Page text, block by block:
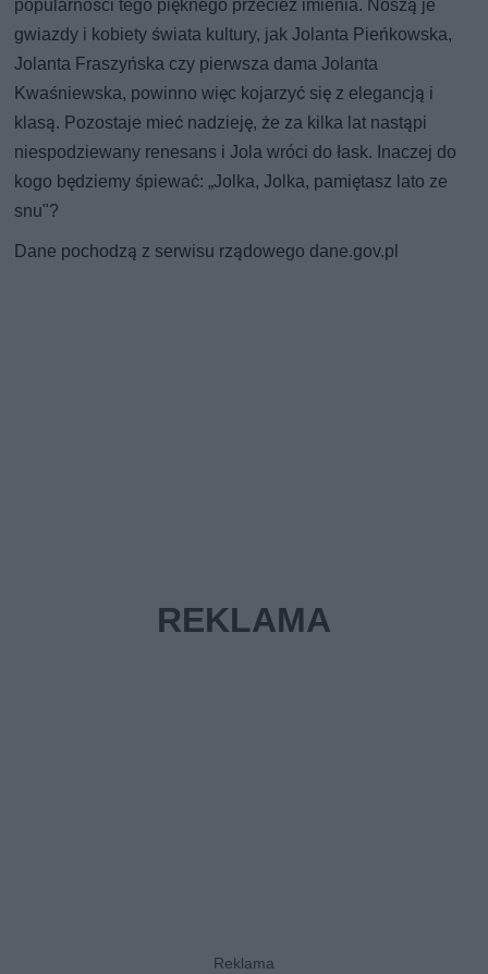
popularności tego pięknego przecież imienia. Noszą je
gwiazdy i kobiety świata kultury, jak Jolanta Pieńkowska,
Jolanta Fraszyńska czy pierwsza dama Jolanta
Kwaśniewska, powinno więc kojarzyć się z elegancją i
klasą. Pozostaje mieć nadzieję, że za kilka lat nastąpi
niespodziewany renesans i Jola wróci do łask. Inaczej do
kogo będziemy śpiewać: „Jolka, Jolka, pamiętasz lato ze
snu"?
Dane pochodzą z serwisu rządowego dane.gov.pl